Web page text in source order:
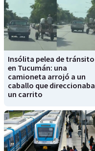
Insólita pelea de tránsito
en Tucumán: una
camioneta arrojó a un
caballo que direccionaba
un carrito